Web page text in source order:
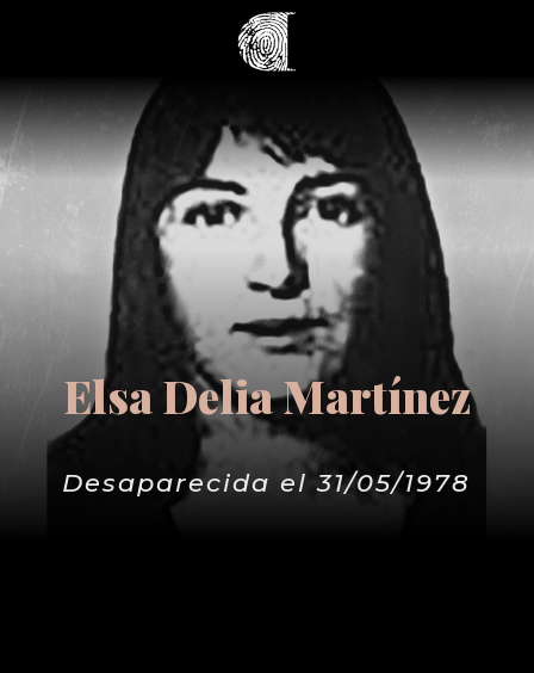
Elsa Delia Martínez
Desaparecida el 31/05/1978